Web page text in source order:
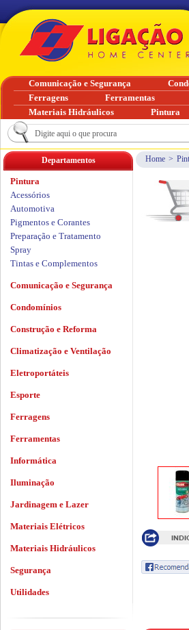
Home >
Departamentos
Pintura
Acessórios
Automotiva
Pigmentos e Corantes
Preparação e Tratamento
Spray
Tintas e Complementos
Comunicação e Segurança
Condomínios
Construção e Reforma
Climatização e Ventilação
Eletroportáteis
Esporte
Ferragens
Ferramentas
Informática
Iluminação
Jardinagem e Lazer
Materiais Elétricos
Materiais Hidráulicos
Segurança
Utilidades
Comunicação e Segurança
Ferragens
Ferramentas
Materiais Hidráulicos
Pintura